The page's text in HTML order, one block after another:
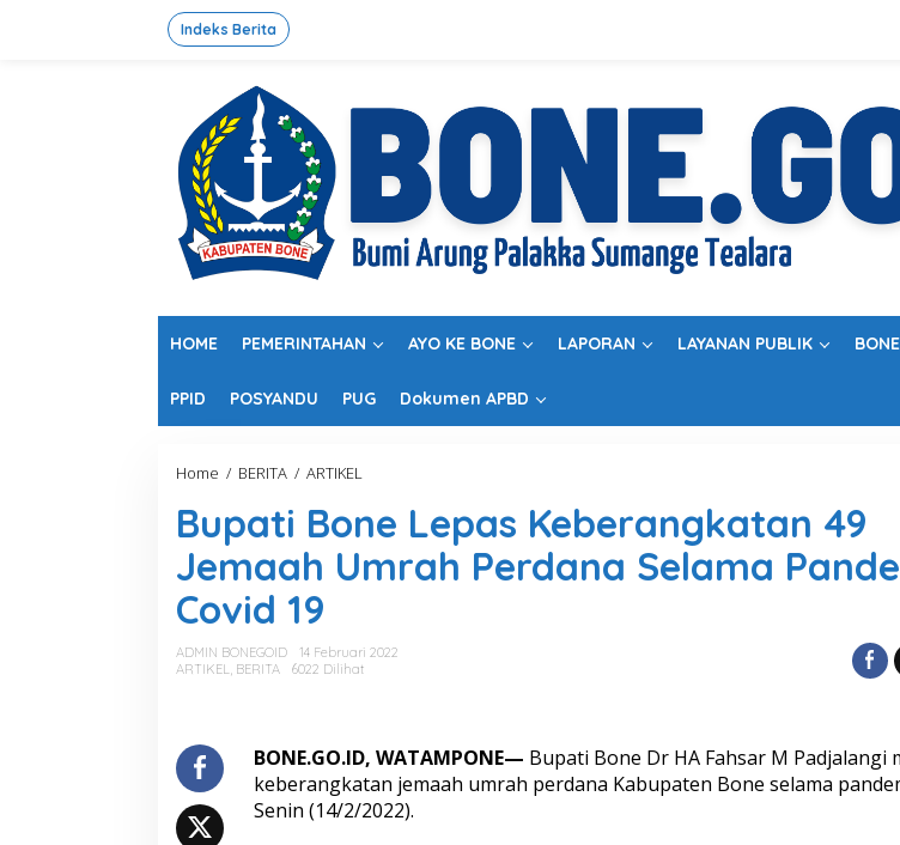
Indeks Berita
HOME PEMERINTAHAN AYO KE BONE LAPORAN LAYANAN PUBLIK
PPID POSYANDU PUG Dokumen APBD
Home / BERITA / ARTIKEL
p
a
t
i
n
e
a
s
K
e
Bupati Bone Lepas Keberangkatan 49
Jemaah Umrah Perdana Selama
Covid 19
ADMIN BONEGOID
14 Februari 2022
ARTIKEL, BERITA 6022 Dilihat
BONE.GO.ID, WATAMPONE— Bupati Bone Dr HA Fahsar M Padjalangi
keberangkatan jemaah umrah perdana Kabupaten Bone selama
Senin (14/2/2022).